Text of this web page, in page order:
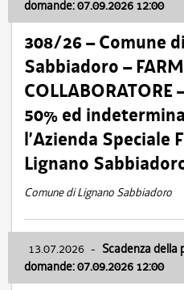
domande: 07.09.2026 12:00
308/26 – Comune
Sabbiadoro –
50% ed
l’Azienda Speciale
Lignano
Comune di Lignano Sabbiadoro
13.07.2026 - Scadenza della
domande: 07.09.2026 12:00